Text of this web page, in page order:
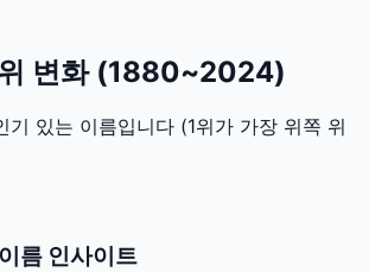
변화 (1880~2024)
기 있는 이름입니다 (1위가 가장 위쪽 위
이름 인사이트